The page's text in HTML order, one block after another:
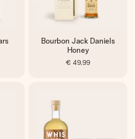
Bourbon Jack Daniels
Honey
€ 49,99